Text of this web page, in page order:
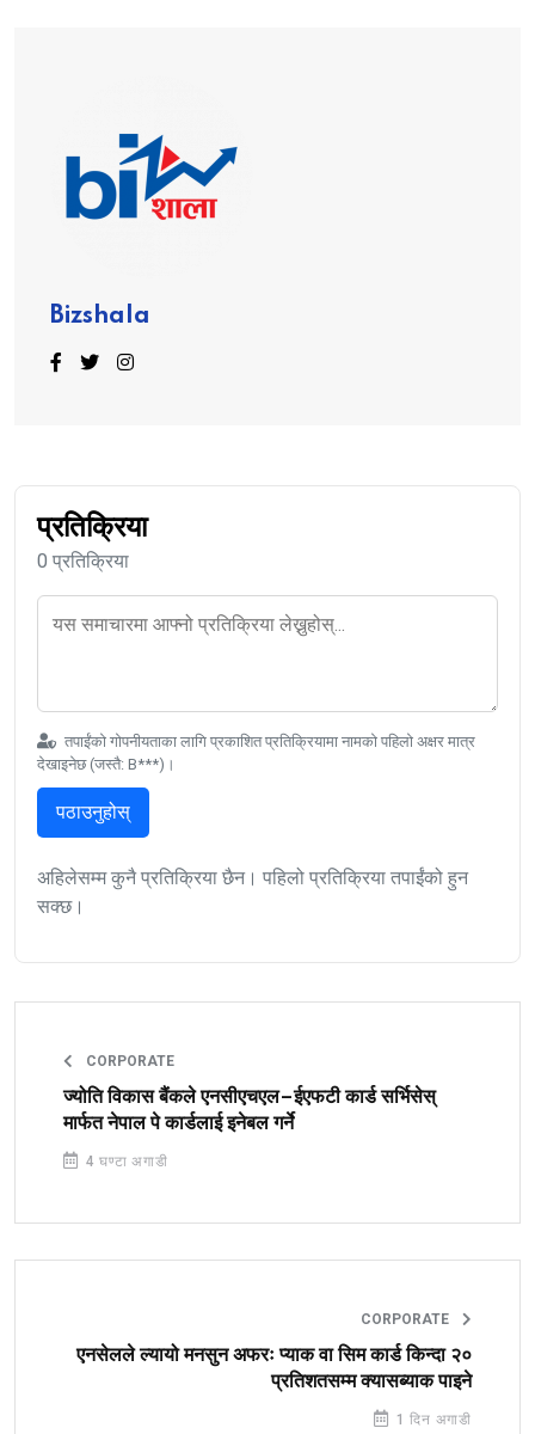
Bizshala
प्रतिक्रिया
0 प्रतिक्रिया
तपाईंको गोपनीयताका लागि प्रकाशित प्रतिक्रियामा नामको पहिलो अक्षर मात्र
देखाइनेछ (जस्तै: B***)।
पठाउनुहोस्
अहिलेसम्म कुनै प्रतिक्रिया छैन। पहिलो प्रतिक्रिया तपाईंको हुन
सक्छ।
CORPORATE
ज्योति विकास बैंकले एनसीएचएल–ईएफटी कार्ड सर्भिसेस्
मार्फत नेपाल पे कार्डलाई इनेबल गर्ने
4 घण्टा अगाडी
CORPORATE
एनसेलले ल्यायो मनसुन अफरः प्याक वा सिम कार्ड किन्दा २०
प्रतिशतसम्म क्यासब्याक पाइने
1 दिन अगाडी